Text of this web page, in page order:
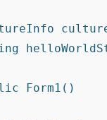
Form1()